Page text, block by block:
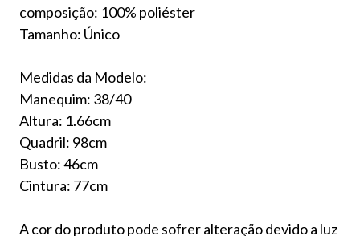
composição: 100% poliéster
Tamanho: Único
Medidas da Modelo:
Manequim: 38/40
Altura: 1.66cm
Quadril: 98cm
Busto: 46cm
Cintura: 77cm
A cor do produto pode sofrer alteração devido a luz